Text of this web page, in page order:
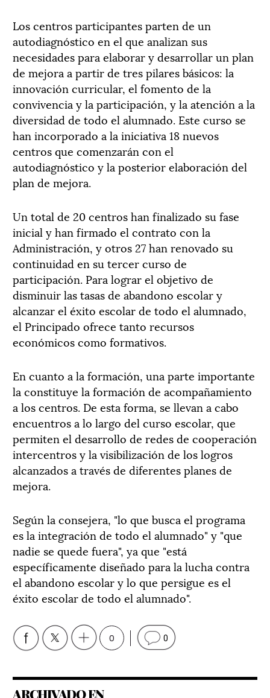
Los centros participantes parten de un
autodiagnóstico en el que analizan sus
necesidades para elaborar y desarrollar un plan
de mejora a partir de tres pilares básicos: la
innovación curricular, el fomento de la
convivencia y la participación, y la atención a la
diversidad de todo el alumnado. Este curso se
han incorporado a la iniciativa 18 nuevos
centros que comenzarán con el
autodiagnóstico y la posterior elaboración del
plan de mejora.
Un total de 20 centros han finalizado su fase
inicial y han firmado el contrato con la
Administración, y otros 27 han renovado su
continuidad en su tercer curso de
participación. Para lograr el objetivo de
disminuir las tasas de abandono escolar y
alcanzar el éxito escolar de todo el alumnado,
el Principado ofrece tanto recursos
económicos como formativos.
En cuanto a la formación, una parte importante
la constituye la formación de acompañamiento
a los centros. De esta forma, se llevan a cabo
encuentros a lo largo del curso escolar, que
permiten el desarrollo de redes de cooperación
intercentros y la visibilización de los logros
alcanzados a través de diferentes planes de
mejora.
Según la consejera, "lo que busca el programa
es la integración de todo el alumnado" y "que
nadie se quede fuera", ya que "está
específicamente diseñado para la lucha contra
el abandono escolar y lo que persigue es el
éxito escolar de todo el alumnado".
0 0
ARCHIVADO EN